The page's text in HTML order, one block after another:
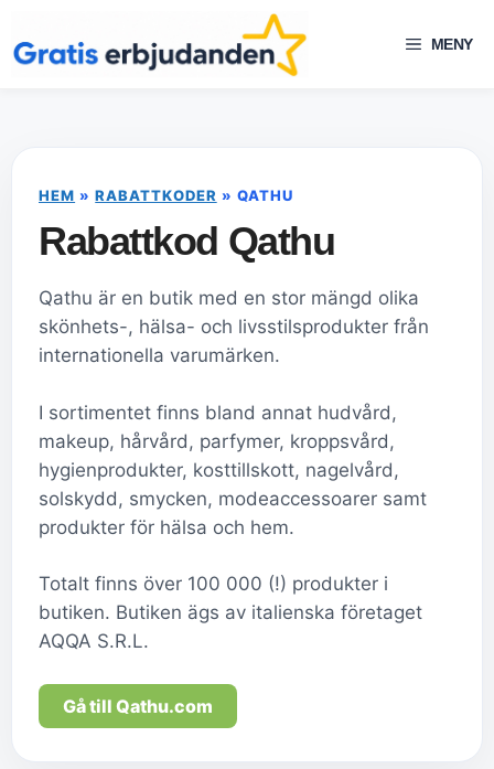
till
innehåll
MENY
HEM »RABATTKODER » QATHU
Rabattkod Qathu
Qathu är en butik med en stor mängd olika
skönhets-, hälsa- och livsstilsprodukter från
internationella varumärken.
I sortimentet finns bland annat hudvård,
makeup, hårvård, parfymer, kroppsvård,
hygienprodukter, kosttillskott, nagelvård,
solskydd, smycken, modeaccessoarer samt
produkter för hälsa och hem.
Totalt finns över 100 000 (!) produkter i
butiken. Butiken ägs av italienska företaget
AQQA S.R.L.
Gå till Qathu.com